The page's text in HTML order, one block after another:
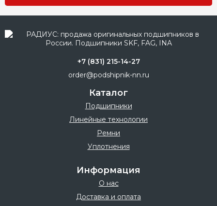
+7 (831) 215-14-27
order@podshipnik-nn.ru
Каталог
Подшипники
Линейные технологии
Ремни
Уплотнения
Информация
О нас
Доставка и оплата